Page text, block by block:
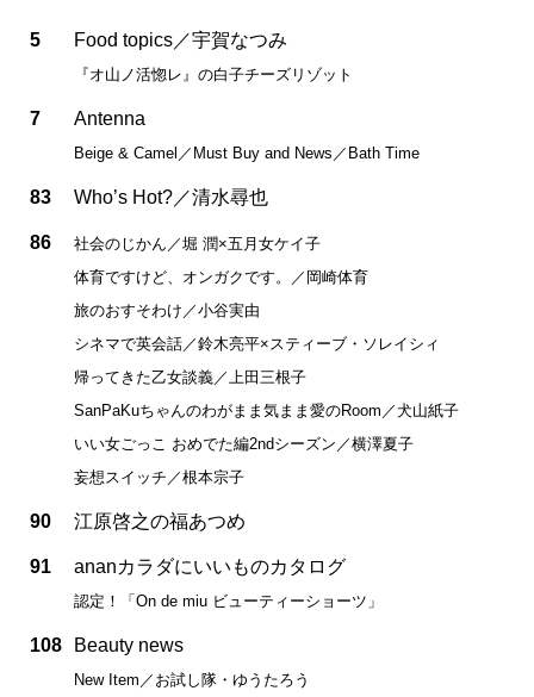
5 Food topics／宇賀なつみ
『オ山ノ活惚レ』の白子チーズリゾット
7 Antenna
Beige & Camel／Must Buy and News／Bath Time
83 Who’s Hot?／清水尋也
86
社会のじかん／堀 潤×五月女ケイ子
体育ですけど、オンガクです。／岡崎体育
旅のおすそわけ／小谷実由
シネマで英会話／鈴木亮平×スティーブ・ソレイシィ
帰ってきた乙女談義／上田三根子
SanPaKuちゃんのわがまま気まま愛のRoom／犬山紙子
いい女ごっこ おめでた編2ndシーズン／横澤夏子
妄想スイッチ／根本宗子
90 江原啓之の福あつめ
91 ananカラダにいいものカタログ
認定！「On de miu ビューティーショーツ」
108 Beauty news
New Item／お試し隊・ゆうたろう